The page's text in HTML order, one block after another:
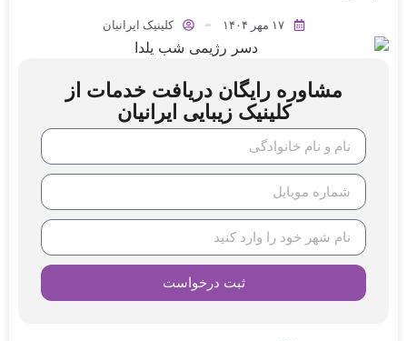
۱۷ مهر ۱۴۰۴ کلینیک ایرانیان
مشاوره رایگان دریافت خدمات از
کلینیک زیبایی ایرانیان
ثبت درخواست